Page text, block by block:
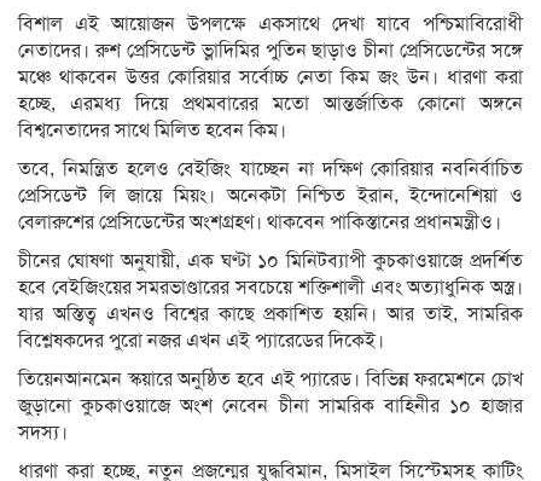
বিশাল এই আয়োজন উপলক্ষে একসাথে দেখা যাবে পশ্চিমাবিরোধী
নেতাদের। রুশ প্রেসিডেন্ট ভ্লাদিমির পুতিন ছাড়াও চীনা প্রেসিডেন্টের সঙ্গে
মঞ্চে থাকবেন উত্তর কোরিয়ার সর্বোচ্চ নেতা কিম জং উন। ধারণা করা
হচ্ছে, এরমধ্য দিয়ে প্রথমবারের মতো আন্তর্জাতিক কোনো অঙ্গনে
বিশ্বনেতাদের সাথে মিলিত হবেন কিম।
তবে, নিমন্ত্রিত হলেও বেইজিং যাচ্ছেন না দক্ষিণ কোরিয়ার নবনির্বাচিত
প্রেসিডেন্ট লি জায়ে মিয়ং। অনেকটা নিশ্চিত ইরান, ইন্দোনেশিয়া ও
বেলারুশের প্রেসিডেন্টের অংশগ্রহণ। থাকবেন পাকিস্তানের প্রধানমন্ত্রীও।
চীনের ঘোষণা অনুযায়ী, এক ঘণ্টা ১০ মিনিটব্যাপী কুচকাওয়াজে প্রদর্শিত
হবে বেইজিংয়ের সমরভাণ্ডারের সবচেয়ে শক্তিশালী এবং অত্যাধুনিক অস্ত্র।
যার অস্তিত্ব এখনও বিশ্বের কাছে প্রকাশিত হয়নি। আর তাই, সামরিক
বিশ্লেষকদের পুরো নজর এখন এই প্যারেডের দিকেই।
তিয়েনআনমেন স্কয়ারে অনুষ্ঠিত হবে এই প্যারেড। বিভিন্ন ফরমেশনে চোখ
জুড়ানো কুচকাওয়াজে অংশ নেবেন চীনা সামরিক বাহিনীর ১০ হাজার
সদস্য।
ধারণা করা হচ্ছে, নতুন প্রজন্মের যুদ্ধবিমান, মিসাইল সিস্টেমসহ কাটিং